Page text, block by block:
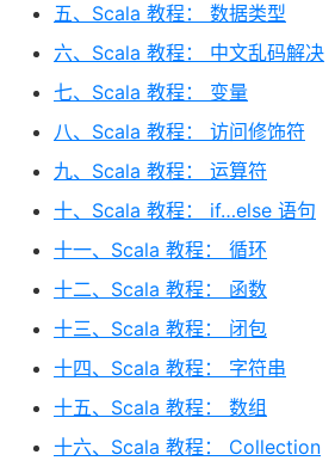
五、Scala 教程： 数据类型
六、Scala 教程： 中文乱码解决
七、Scala 教程： 变量
八、Scala 教程： 访问修饰符
九、Scala 教程： 运算符
十、Scala 教程： if…else 语句
十一、Scala 教程： 循环
十二、Scala 教程： 函数
十三、Scala 教程： 闭包
十四、Scala 教程： 字符串
十五、Scala 教程： 数组
十六、Scala 教程： Collection